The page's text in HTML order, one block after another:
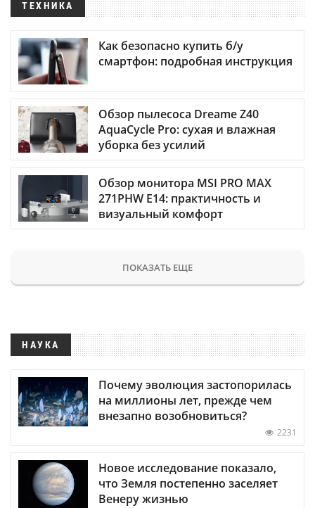
ТЕХНИКА
Как безопасно купить б/у
смартфон: подробная инструкция
Обзор пылесоса Dreame Z40
AquaCycle Pro: сухая и влажная
уборка без усилий
Обзор монитора MSI PRO MAX
271PHW E14: практичность и
визуальный комфорт
ПОКАЗАТЬ ЕЩЕ
НАУКА
Почему эволюция застопорилась
на миллионы лет, прежде чем
внезапно возобновиться?
2231
Новое исследование показало,
что Земля постепенно заселяет
Венеру жизнью